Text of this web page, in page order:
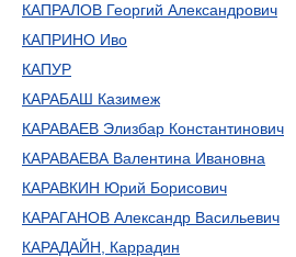
КАПРАЛОВ Георгий Александрович
КАПРИНО Иво
КАПУР
КАРАБАШ Казимеж
КАРАВАЕВ Элизбар Константинович
КАРАВАЕВА Валентина Ивановна
КАРАВКИН Юрий Борисович
КАРАГАНОВ Александр Васильевич
КАРАДАЙН, Каррадин